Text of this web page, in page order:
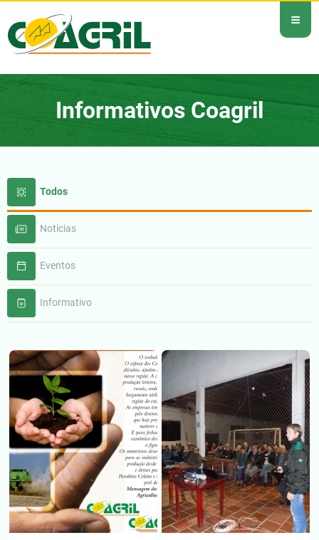
≡
Informativos Coagril
Todos
Noticias
Eventos
Informativo